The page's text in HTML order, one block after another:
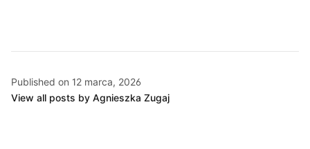
Published on 12 marca, 2026
View all posts by Agnieszka Zugaj